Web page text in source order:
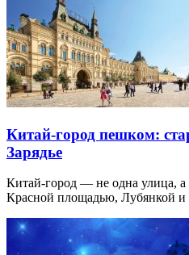
Китай-город пешком:
Зарядье
Китай-город — не одна улица,
Красной площадью, Лубянкой и